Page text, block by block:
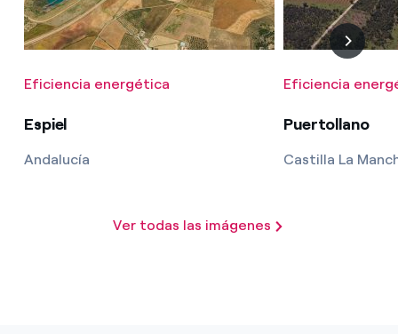
Eficiencia energética
Espiel
Andalucía
Eficiencia
Puertollano
Castilla La
Ver todas las imágenes